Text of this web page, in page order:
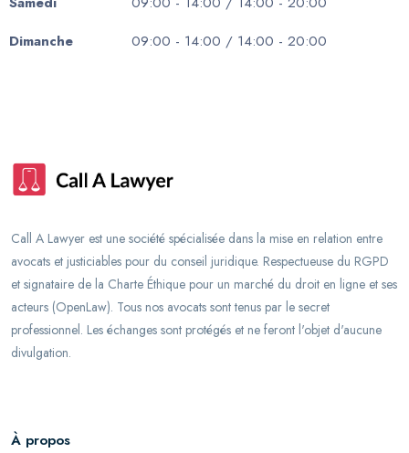
Dimanche
09:00 - 14:00 / 14:00 - 20:00
Call A Lawyer est une société spécialisée dans la mise en relation entre
avocats et justiciables pour du conseil juridique. Respectueuse du RGPD
et signataire de la Charte Éthique pour un marché du droit en ligne et ses
acteurs (OpenLaw). Tous nos avocats sont tenus par le secret
professionnel. Les échanges sont protégés et ne feront l'objet d'aucune
divulgation.
À propos